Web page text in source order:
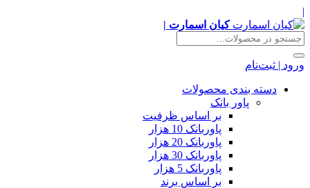
|
کیان اسمارت |
ورود | ثبت‌نام
دسته بندی محصولات
پاور بانک
بر اساس ظرفیت
پاوربانک 10 هزار
پاوربانک 20 هزار
پاوربانک 30 هزار
پاوربانک 5 هزار
بر اساس برند